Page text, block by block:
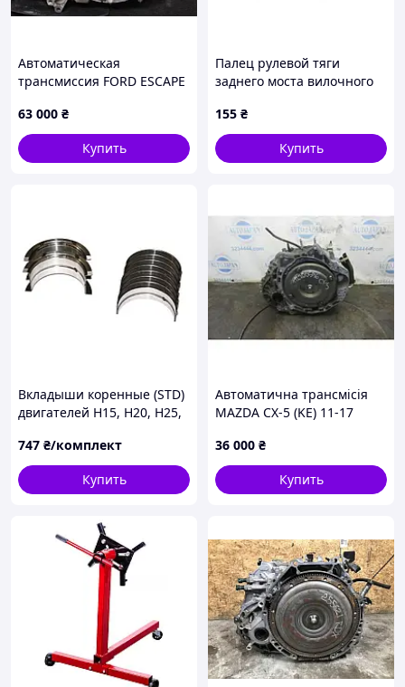
Автоматическая
трансмиссия FORD ESCAPE
63 000 ₴
Купить
Палец рулевой тяги
заднего моста вилочного
155 ₴
Купить
Вкладыши коренные (STD)
двигателей H15, H20, H25,
погрузчика Nissan 12247-
50K00
747 ₴/комплект
Купить
Автоматична трансмісія
MAZDA CX-5 (KE) 11-17
36 000 ₴
Купить